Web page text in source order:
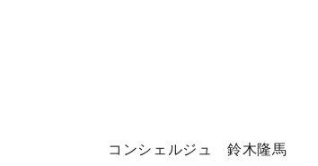
コンシェルジュ 鈴木隆馬